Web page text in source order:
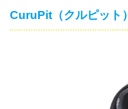
CuruPit（クルピット）